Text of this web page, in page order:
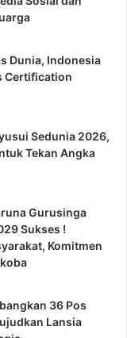
Dunia, Indonesia
Certification
Sedunia 2026,
Tekan Angka
Gurusinga
Sukses !
Komitmen
36 Pos
Lansia